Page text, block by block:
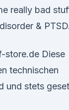
really bad
& PTSD.
store.de Diese
technischen
und stets